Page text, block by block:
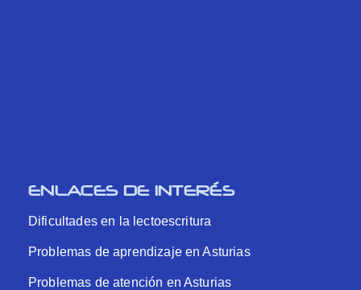
ENLACES DE INTERÉS
Dificultades en la lectoescritura
Problemas de aprendizaje en Asturias
Problemas de atención en Asturias